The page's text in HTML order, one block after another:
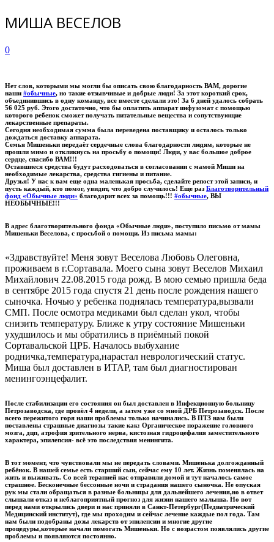
МИША ВЕСЕЛОВ
0
Нет слов, которыми мы могли бы описать свою благодарность ВАМ, дорогие
наши #обычные, но такие отзывчивые и добрые люди! За этот короткий срок,
объединившись в одну команду, все вместе сделали это! За 6 дней удалось собрать
56 025 руб. Этого достаточно, что бы оплатить аппарат инфузомат с помощью
которого ребенок сможет получать питательные вещества и сопутствующие
лекарственные препараты.
Сегодня необходимая сумма была переведена поставщику и осталось только
дождаться доставку аппарата.
Семья Мишеньки передаёт сердечные слова благодарности людям, которые не
прошли мимо и откликнусь на просьбу о помощи! Люди, у вас большое доброе
сердце, спасибо ВАМ!!!
Оставшиеся средства будут расходоваться в согласовании с мамой Миши на
необходимые лекарства, средства гигиены и питание.
Друзья! У нас к вам еще одна маленькая просьба, сделайте репост этой записи, и
пусть каждый, кто помог, увидит, что добро случилось! Еще разБлаготворительный
фонд «Обычные люди» благодарит всех за помощь!!! #обычные, ВЫ
НЕОБЫЧНЫЕ!!!
В адрес благотворительного фонда «Обычные люди», поступило письмо от мамы
Мишеньки Веселова, с просьбой о помощи. Из письма мамы:
«Здравствуйте! Меня зовут Веселова Любовь Олеговна,
проживаем в г.Сортавала. Моего сына зовут Веселов Михаил
Михайлович 22.08.2015 года рожд. В мою семью пришла беда
в сентябре 2015 года спустя 21 день после рождения нашего
сыночка. Ночью у ребенка поднялась температура,вызвали
СМП. После осмотра медиками был сделан укол, чтобы
снизить температуру. Ближе к утру состояние Мишеньки
ухудшилось и мы обратились в приёмный покой
Сортавальской ЦРБ. Началось выбухание
родничка,температура,нарастал неврологический статус.
Миша был доставлен в ИТАР, там был диагностирован
менингоэнцефалит.
После стабилизации его состояния он был доставлен в Инфекционную больницу
Петрозаводска, где провёл 4 недели, а затем уже со мной ДРБ Петрозаводск. После
всего пережитого горя наши проблемы только начинались. В ПТЗ нам были
поставлены страшные диагнозы такие как: Органическое поражение головного
мозга, дцп, атрофия зрительного нерва, кистозная гидроцефалия заместительного
характера, эпилепсия- всё это последствия менингита.
В тот момент, что чувствовали мы не передать словами. Мишенька долгожданный
ребёнок. В нашей семье есть старший сын, сейчас ему 10 лет. Жизнь поменялась на
жить и выживать. Со всей терапией нас отправили домой и тут началось самое
страшное. Бесконечные бессонные ночи и страдания нашего сыночка. Не опуская
рук мы стали обращаться в разные больницы для дальнейшего лечения,но в ответ
слышали отказ и неблагоприятный прогноз для жизни нашего малыша. Но вот
перед нами открылись двери и нас приняли в Санкт-Петербург(Педиатрический
Медицинский институт), где мы проходим и сейчас лечение каждые пол года. Там
нам были подобраны дозы лекарств от эпилепсии и многие другие
процедуры,которые начали помогать Мишеньки. Но с возрастом появлялись другие
проблемы и появляются постоянно.